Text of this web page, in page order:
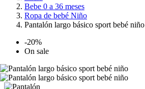
Bebe 0 a 36 meses
Ropa de bebé Niño
Pantalón largo básico sport bebé niño
-20%
On sale